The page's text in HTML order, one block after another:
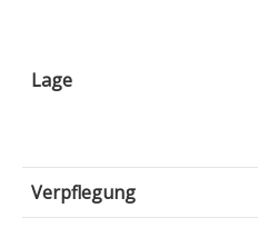
Lage
Verpflegung